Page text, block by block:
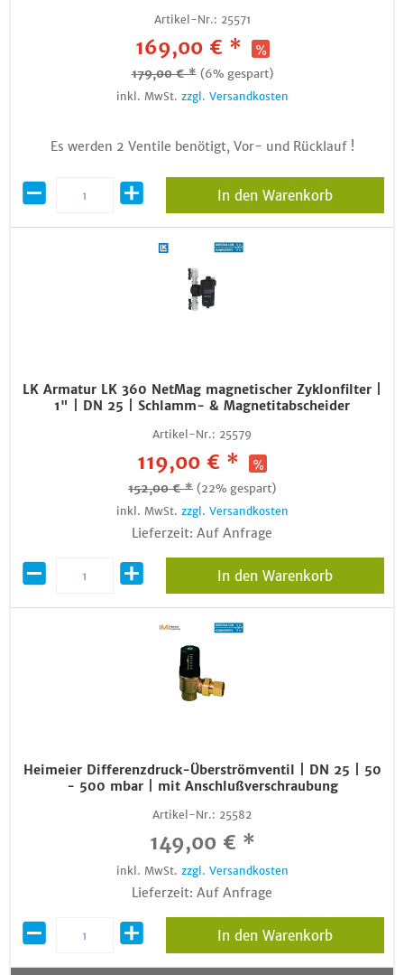
Artikel-Nr.: 25571
169,00 € *
179,00 € * (6% gespart)
inkl. MwSt. zzgl. Versandkosten
Es werden 2 Ventile benötigt, Vor- und Rücklauf !
In den Warenkorb
LK Armatur LK 360 NetMag magnetischer Zyklonfilter |
1" | DN 25 | Schlamm- & Magnetitabscheider
Artikel-Nr.: 25579
119,00 € *
152,00 € * (22% gespart)
inkl. MwSt. zzgl. Versandkosten
Lieferzeit: Auf Anfrage
In den Warenkorb
Heimeier Differenzdruck-Überströmventil | DN 25 | 50
- 500 mbar | mit Anschlußverschraubung
Artikel-Nr.: 25582
149,00 € *
inkl. MwSt. zzgl. Versandkosten
Lieferzeit: Auf Anfrage
In den Warenkorb